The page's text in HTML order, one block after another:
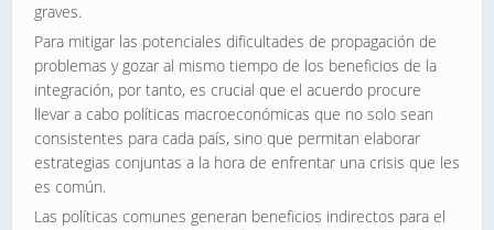
graves.
Para mitigar las potenciales dificultades de propagación de
problemas y gozar al mismo tiempo de los beneficios de la
integración, por tanto, es crucial que el acuerdo procure
llevar a cabo políticas macroeconómicas que no solo sean
consistentes para cada país, sino que permitan elaborar
estrategias conjuntas a la hora de enfrentar una crisis que les
es común.
Las políticas comunes generan beneficios indirectos para el